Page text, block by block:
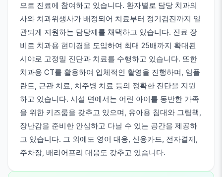
으로 진료에 참여하고 있습니다. 환자별로 담당 치과의
사와 치과위생사가 배정되어 치료부터 정기검진까지 일
관되게 지원하는 담당제를 채택하고 있습니다. 진료 장
비로 치과용 현미경을 도입하여 최대 25배까지 확대된
시야로 고정밀 진단과 치료를 수행하고 있습니다. 또한
치과용 CT를 활용하여 입체적인 촬영을 진행하며, 임플
란트, 근관 치료, 치주병 치료 등의 정확한 진단을 지원
하고 있습니다. 시설 면에서는 어린 아이를 동반한 가족
을 위한 키즈룸을 갖추고 있으며, 유아용 침대와 그림책,
장난감을 준비한 안심하고 다닐 수 있는 공간을 제공하
고 있습니다. 그 외에도 영어 대응, 신용카드, 전자결제,
주차장, 배리어프리 대응도 갖추고 있습니다.